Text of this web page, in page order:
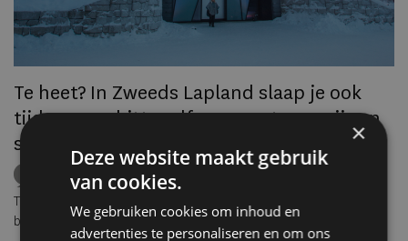
Te heet? In Zweeds Lapland slaap je ook
tijdens een hittegolf gewoon tussen ijs en
sneeuw
Zweden
middernachtzon
Terwijl grote delen van Europa zuchten onder hoge temperaturen,
biedt ICEHOTEL in het Zweedse Jukkasjärvi een verrassend
×
Deze website maakt gebruik
van cookies.
We gebruiken cookies om inhoud en
advertenties te personaliseren en om ons